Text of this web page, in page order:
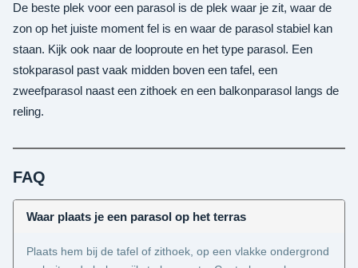
De beste plek voor een parasol is de plek waar je zit, waar de
zon op het juiste moment fel is en waar de parasol stabiel kan
staan. Kijk ook naar de looproute en het type parasol. Een
stokparasol past vaak midden boven een tafel, een
zweefparasol naast een zithoek en een balkonparasol langs de
reling.
FAQ
Waar plaats je een parasol op het terras
Plaats hem bij de tafel of zithoek, op een vlakke ondergrond